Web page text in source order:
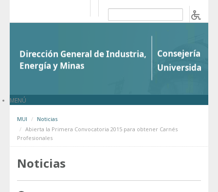
MENÚ
MUI
Noticias
Abierta la Primera Convocatoria 2015 para obtener Carnés
Profesionales
Noticias